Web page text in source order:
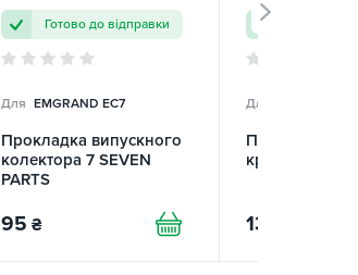
Готово до відправки
Для EMGRAND EC7
Прокладка випускного
колектора 7 SEVEN
PARTS
95 ₴
Для
Прокладка
кришки 7
134